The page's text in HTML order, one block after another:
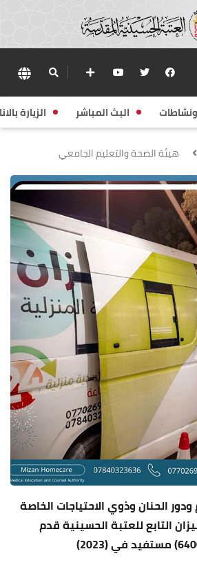
ونشاطات البث المباشر الزيارة
هيئة الصحة والتعليم الجامعي
يتيم ودور الحنان وذوي الاحتياجات الخاصة
التابع للعتبة الحسينية قدم